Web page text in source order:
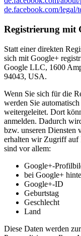
de.facebook.com/legal/
Registrierung mit
Statt einer direkten
sich mit Google+
Google LLC, 1600
94043, USA.
Wenn Sie sich für die
werden Sie
weitergeleitet. Dort
anmelden. Dadurch
bzw. unseren Diensten
erhalten wir Zugriff auf
sind vor allem:
Google+-
bei Google+
Google+-ID
Geburtstag
Geschlecht
Land
Diese Daten werden